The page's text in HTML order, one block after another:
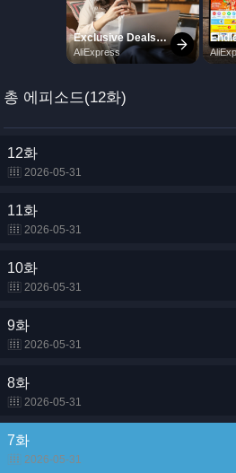
총 에피소드(12화)
12화
2026-05-31
11화
2026-05-31
10화
2026-05-31
9화
2026-05-31
8화
2026-05-31
7화
2026-05-31